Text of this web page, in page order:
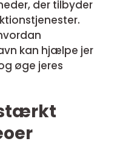
der tilbyder
kan hjælpe jer
øge jeres